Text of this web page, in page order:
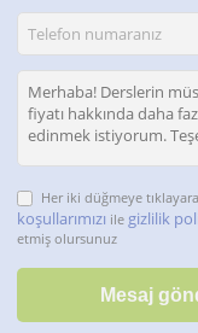
Her iki düğmeye
koşullarımızı ile gizlilik
etmiş olursunuz